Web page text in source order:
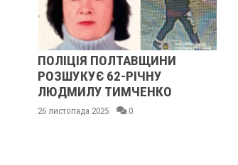
ПОЛІЦІЯ ПОЛТАВЩИНИ
РОЗШУКУЄ 62-РІЧНУ
ЛЮДМИЛУ ТИМЧЕНКО
26 листопада 2025 0